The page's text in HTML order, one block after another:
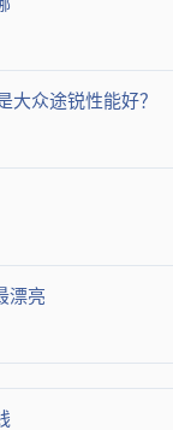
大众途锐性能好？
漂亮